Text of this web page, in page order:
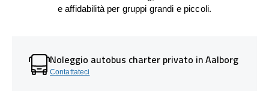
e affidabilità per gruppi grandi e piccoli.
Noleggio autobus charter privato in Aalborg
Contattateci